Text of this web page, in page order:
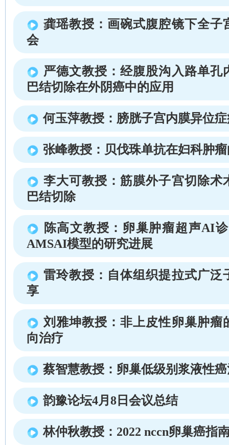
龚瑶教授：画碗式腹腔镜下全子
会
严德文教授：经腹股沟入路单孔
巴结切除在外阴癌中的应用
何玉萍教授：膀胱子宫内膜异位
张峰教授：贝伐珠单抗在妇科肿
李大可教授：筋膜外子宫切除术
巴结切除
陈高文教授：卵巢肿瘤超声AI
AMSAI模型的研究进展
雷玲教授：自体组织提拉式广泛
享
刘雅坤教授：非上皮性卵巢肿瘤
向治疗
蔡智慧教授：卵巢低级别浆液性
韵豫论坛4月8日会议总结
林仲秋教授：2022 nccn卵巢癌指